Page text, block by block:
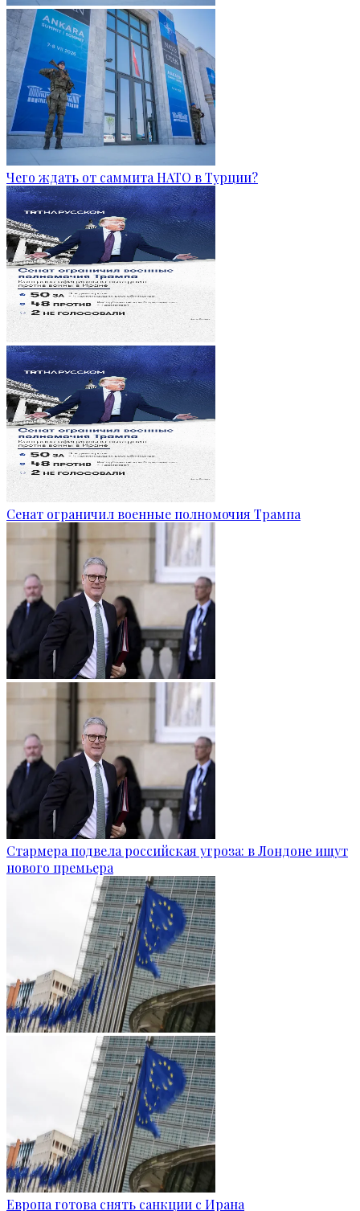
Чего ждать от саммита НАТО в Турции?
Сенат ограничил военные полномочия Трампа
Стармера подвела российская угроза: в Лондоне ищут
нового премьера
Европа готова снять санкции с Ирана